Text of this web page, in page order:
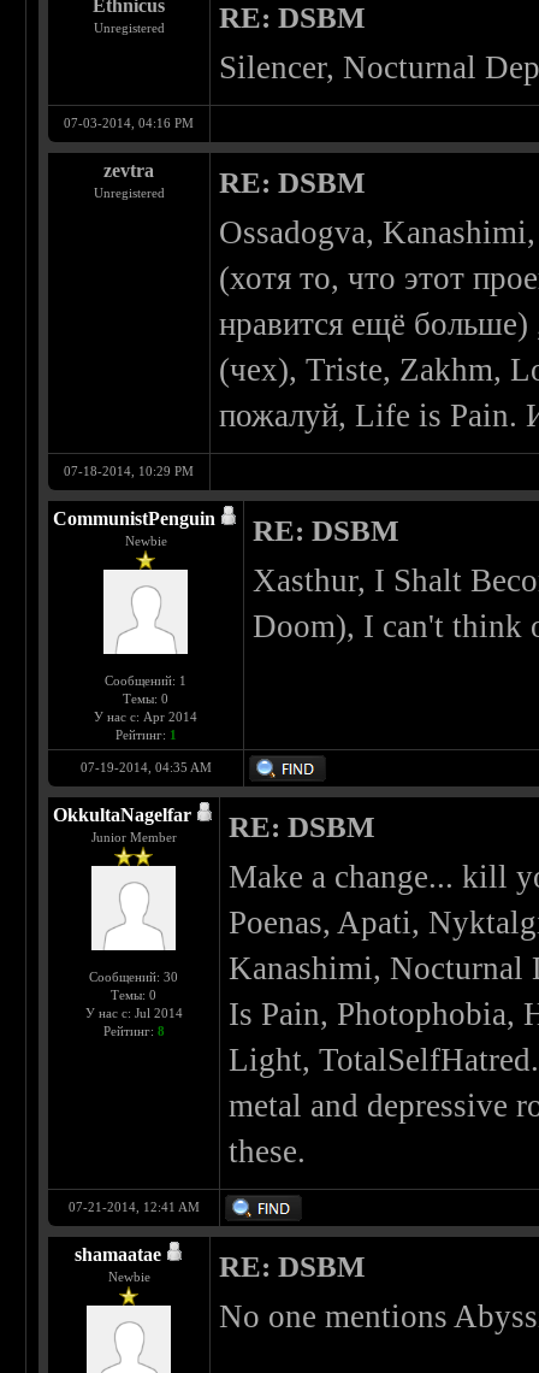
Ethnicus
Unregistered RE: DSBM
Silencer, Nocturnal
07-03-2014, 04:16 PM
zevtra
Unregistered RE: DSBM
Ossadogva,
(хотя то, что этот
нравится ещё
(чех), Triste, Zakhm,
пожалуй, Life is Pain.
07-18-2014, 10:29 PM
CommunistPenguin
Newbie
Сообщений: 1
Темы: 0
У нас с: Apr 2014
Рейтинг: 1
RE: DSBM
Xasthur, I Shalt
Doom), I can't think
07-19-2014, 04:35 AM
OkkultaNagelfar
Junior Member
Сообщений: 30
Темы: 0
У нас с: Jul 2014
Рейтинг: 8
RE: DSBM
Make a change... kill
Poenas, Apati,
Kanashimi, Nocturnal
Is Pain, Photophobia,
Light,
metal and depressive
these.
07-21-2014, 12:41 AM
shamaatae
Newbie RE: DSBM
No one mentions